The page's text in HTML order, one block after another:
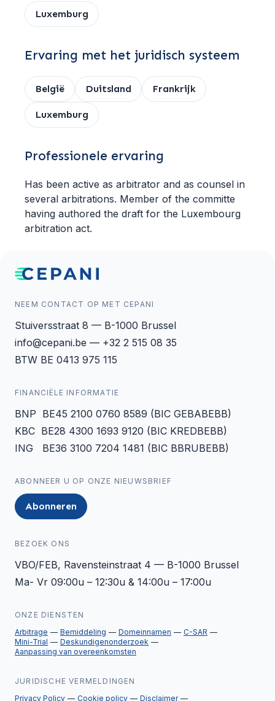
Luxemburg
Ervaring met het juridisch systeem
België Duitsland Frankrijk
Luxemburg
Professionele ervaring
Has been active as arbitrator and as counsel in
several arbitrations. Member of the committe
having authored the draft for the Luxembourg
arbitration act.
NEEM CONTACT OP MET CEPANI
Stuiversstraat 8 — B-1000 Brussel
info@cepani.be — +32 2 515 08 35
BTW BE 0413 975 115
FINANCIËLE INFORMATIE
BNP BE45 2100 0760 8589 (BIC GEBABEBB)
KBC BE28 4300 1693 9120 (BIC KREDBEBB)
ING BE36 3100 7204 1481 (BIC BBRUBEBB)
ABONNEER U OP ONZE NIEUWSBRIEF
Abonneren
BEZOEK ONS
VBO/FEB, Ravensteinstraat 4 — B-1000 Brussel
Ma- Vr 09:00u – 12:30u & 14:00u – 17:00u
ONZE DIENSTEN
Arbitrage
Bemiddeling Domeinnamen
C-SAR
Mini-Trial
Deskundigenonderzoek
Aanpassing van overeenkomsten
JURIDISCHE VERMELDINGEN
Privacy Policy
Cookie policy Disclaimer